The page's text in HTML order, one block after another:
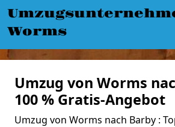
Worms
Umzug von Worms
100 % Gratis-Angebot
Umzug von Worms nach Barby :